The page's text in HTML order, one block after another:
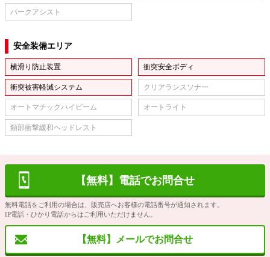
パークアシスト
安全装備エリア
横滑り防止装置 衝突安全ボディ
衝突被害軽減システム クリアランスソナー
オートマチックハイビーム オートライト
頸部衝撃緩和ヘッドレスト
【無料】電話でお問合せ
無料電話をご利用の場合は、販売店へお客様の電話番号が通知されます。
IP電話・ひかり電話からはご利用いただけません。
【無料】メールでお問合せ